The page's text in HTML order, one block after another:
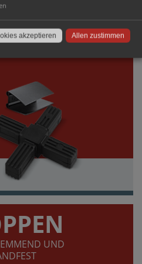
UND
Allen zustimmen
akzeptieren